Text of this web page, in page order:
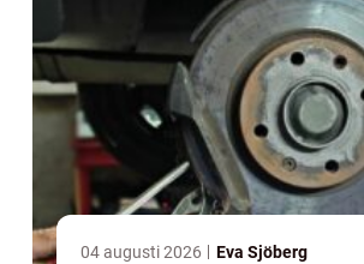
04 augusti 2026 Eva Sjöberg